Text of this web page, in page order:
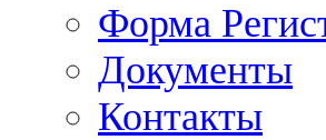
Форма
Документы
Контакты